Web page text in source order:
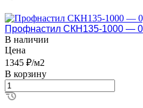
Профнастил СКН135-1000 —
В наличии
Цена
1345 ₽/м2
В корзину